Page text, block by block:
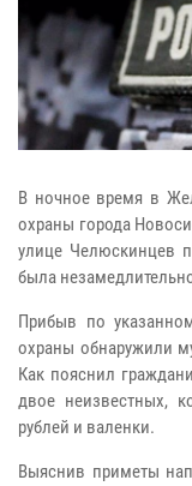
В ночное время в
охраны города
улице Челюскинцев
была
Прибыв по
охраны обнаружили
Как пояснил
двое неизвестных,
рублей и валенки.
Выяснив приметы